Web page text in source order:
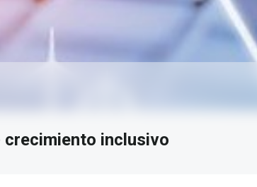
crecimiento inclusivo